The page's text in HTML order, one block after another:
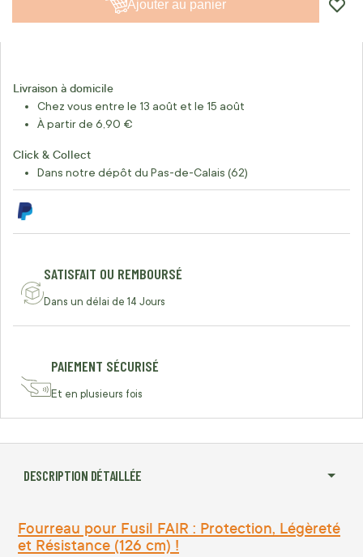
Ajouter au panier
Livraison à domicile
Chez vous entre le 13 août et le 15 août
À partir de 6,90 €
Click & Collect
Dans notre dépôt du Pas-de-Calais (62)
SATISFAIT OU REMBOURSÉ
Dans un délai de 14 Jours
PAIEMENT SÉCURISÉ
Et en plusieurs fois
DESCRIPTION DÉTAILLÉE
Fourreau pour Fusil FAIR : Protection, Légèreté
et Résistance (126 cm) !